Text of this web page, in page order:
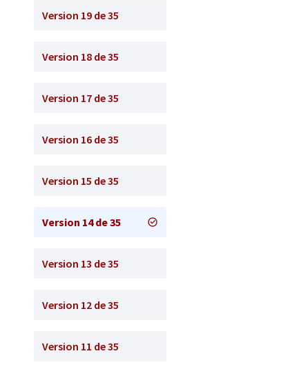
Version 19 de 35
Version 18 de 35
Version 17 de 35
Version 16 de 35
Version 15 de 35
Version 14 de 35
Version 13 de 35
Version 12 de 35
Version 11 de 35